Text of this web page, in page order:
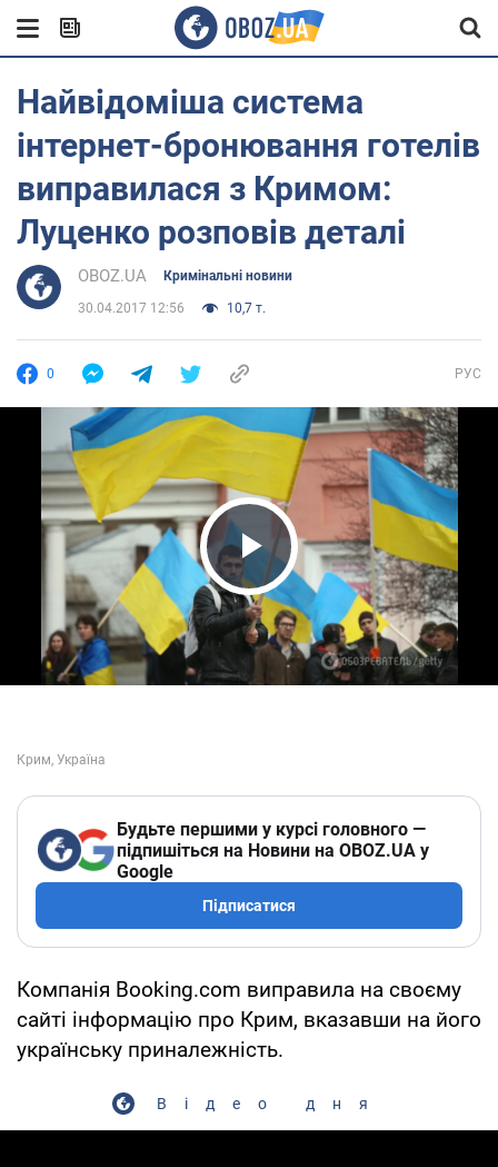
Найвідоміша система
інтернет-бронювання готелів
виправилася з Кримом:
Луценко розповів деталі
OBOZ.UA Кримінальні новини
30.04.2017 12:56 10,7 т.
0 РУС
Play Video
Будьте першими у курсі головного —
підпишіться на Новини на OBOZ.UA у
Google
Підписатися
Компанія Booking.com виправила на своєму
сайті інформацію про Крим, вказавши на його
українську приналежність.
Відео дня